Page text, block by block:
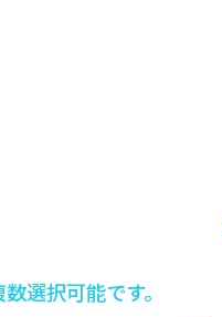
選択可能です。